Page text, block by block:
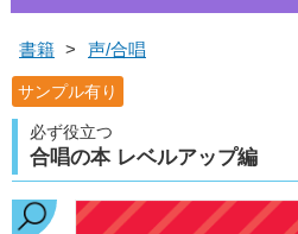
書籍 > 声/合唱
サンプル有り
必ず役立つ
合唱の本 レベルアップ編